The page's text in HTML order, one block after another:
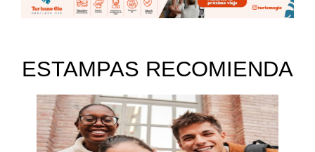
ESTAMPAS RECOMIENDA